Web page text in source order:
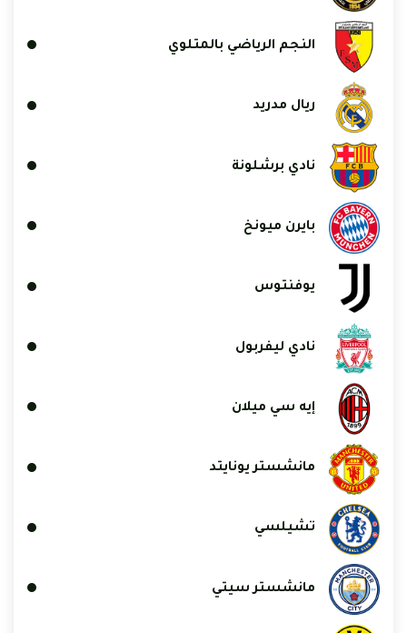
النجم الرياضي بالمتلوي
ريال مدريد
نادي برشلونة
بايرن ميونخ
يوفنتوس
نادي ليفربول
إيه سي ميلان
مانشستر يونايتد
تشيلسي
مانشستر سيتي